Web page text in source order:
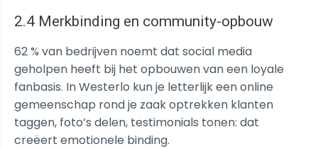
2.4 Merkbinding en community-opbouw
62 % van bedrijven noemt dat social media
geholpen heeft bij het opbouwen van een loyale
fanbasis. In Westerlo kun je letterlijk een online
gemeenschap rond je zaak optrekken klanten
taggen, foto’s delen, testimonials tonen: dat
creëert emotionele binding.